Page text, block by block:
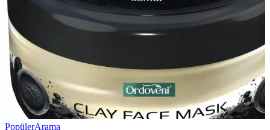
PopülerArama